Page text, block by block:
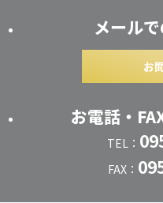
メール
お
お電話・
TEL：
FAX：